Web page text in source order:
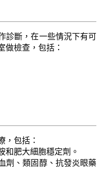
診斷，在一些情況下有可
做檢查，包括：
，包括：
和肥大細胞穩定劑。
劑、類固醇、抗發炎眼藥